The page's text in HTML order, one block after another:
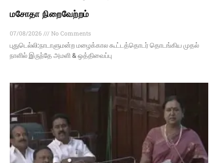
மசோதா நிறைவேற்றம்
07/08/2026
No Comments
புதுடெல்லி:நாடாளுமன்ற மழைக்கால கூட்டத்தொடர் தொடங்கிய முதல்
நாளில் இருந்தே அமளி & ஒத்திவைப்பு